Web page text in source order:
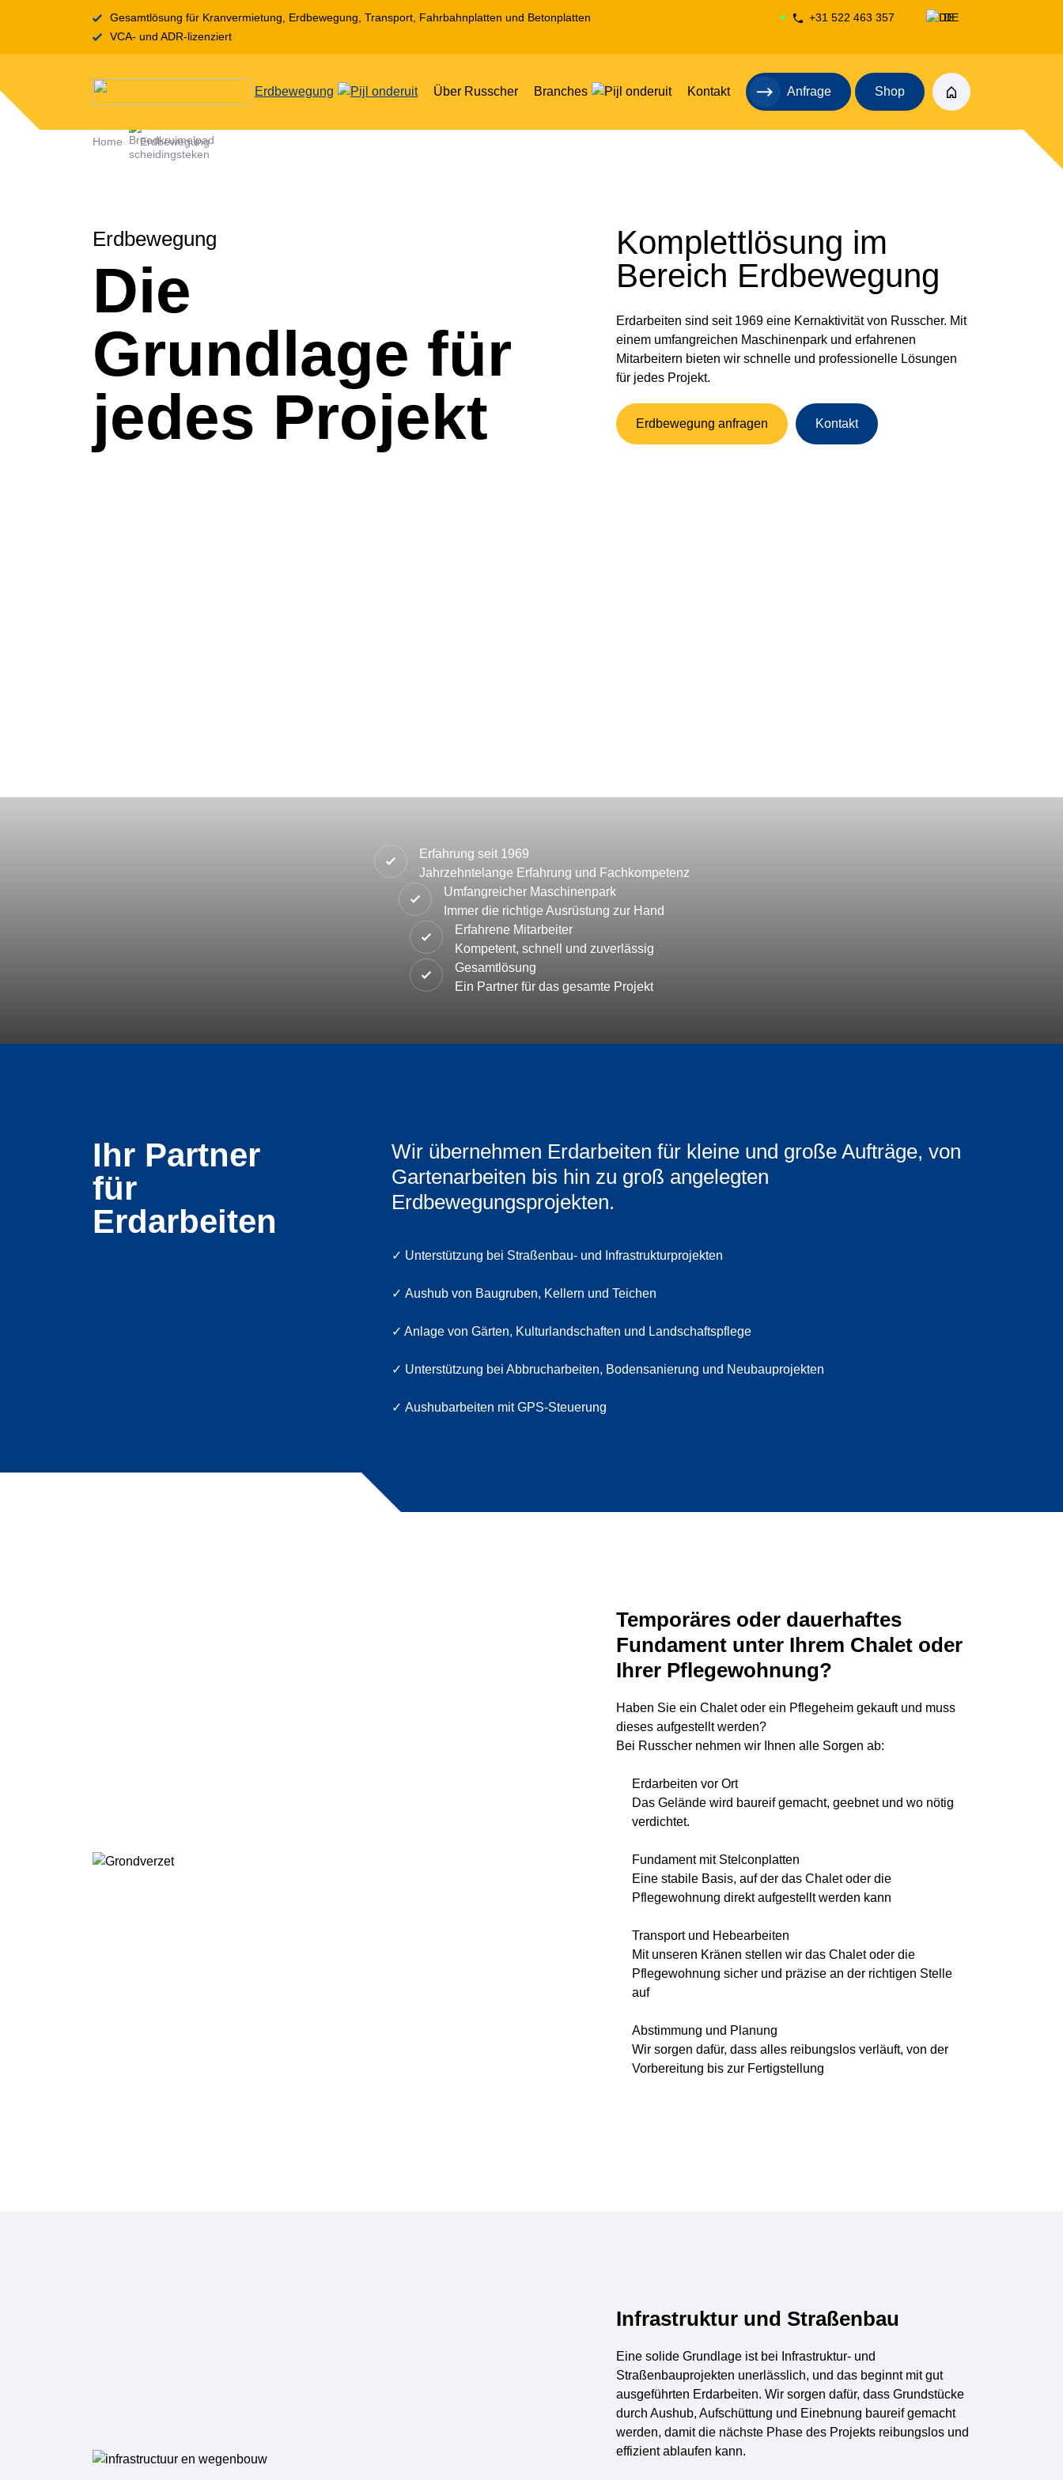
Gesamtlösung für Kranvermietung, Erdbewegung, Transport, Fahrbahnplatten und Betonplatten
VCA- und ADR-lizenziert
+31 522 463 357
DE
Erdbewegung Über Russcher Branches Kontakt Anfrage Shop
Home Erdbewegung
Erdbewegung
Die
Grundlage für
jedes Projekt
Komplettlösung im
Bereich Erdbewegung
Erdarbeiten sind seit 1969 eine Kernaktivität von Russcher. Mit
einem umfangreichen Maschinenpark und erfahrenen
Mitarbeitern bieten wir schnelle und professionelle Lösungen
für jedes Projekt.
Erdbewegung anfragen Kontakt
Erfahrung seit 1969
Jahrzehntelange Erfahrung und Fachkompetenz
Umfangreicher Maschinenpark
Immer die richtige Ausrüstung zur Hand
Erfahrene Mitarbeiter
Kompetent, schnell und zuverlässig
Gesamtlösung
Ein Partner für das gesamte Projekt
Ihr Partner
für
Erdarbeiten
Wir übernehmen Erdarbeiten für kleine und große Aufträge, von
Gartenarbeiten bis hin zu groß angelegten
Erdbewegungsprojekten.
✓ Unterstützung bei Straßenbau- und Infrastrukturprojekten
✓ Aushub von Baugruben, Kellern und Teichen
✓ Anlage von Gärten, Kulturlandschaften und Landschaftspflege
✓ Unterstützung bei Abbrucharbeiten, Bodensanierung und Neubauprojekten
✓ Aushubarbeiten mit GPS-Steuerung
Temporäres oder dauerhaftes
Fundament unter Ihrem Chalet oder
Ihrer Pflegewohnung?
Haben Sie ein Chalet oder ein Pflegeheim gekauft und muss
dieses aufgestellt werden?
Bei Russcher nehmen wir Ihnen alle Sorgen ab:
Erdarbeiten vor Ort
Das Gelände wird baureif gemacht, geebnet und wo nötig
verdichtet.
Fundament mit Stelconplatten
Eine stabile Basis, auf der das Chalet oder die
Pflegewohnung direkt aufgestellt werden kann
Transport und Hebearbeiten
Mit unseren Kränen stellen wir das Chalet oder die
Pflegewohnung sicher und präzise an der richtigen Stelle
auf
Abstimmung und Planung
Wir sorgen dafür, dass alles reibungslos verläuft, von der
Vorbereitung bis zur Fertigstellung
Infrastruktur und Straßenbau
Eine solide Grundlage ist bei Infrastruktur- und
Straßenbauprojekten unerlässlich, und das beginnt mit gut
ausgeführten Erdarbeiten. Wir sorgen dafür, dass Grundstücke
durch Aushub, Aufschüttung und Einebnung baureif gemacht
werden, damit die nächste Phase des Projekts reibungslos und
effizient ablaufen kann.